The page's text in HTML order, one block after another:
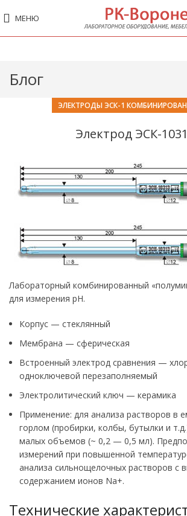
МЕНЮ
Блог
ЭЛЕКТРОДЫ ЭСК-1
Электрод ЭСК-
Лабораторный комбинированный
для измерения pH.
Корпус — стеклянный
Мембрана — сферическая
Встроенный электрод сравнения —
одноключевой перезаполняемый
Электролитический ключ — керамика
Применение: для анализа растворов в
горлом (пробирки, колбы, бутылки и
малых объемов (~ 0,2 — 0,5 мл).
измерений при повышенной
анализа сильнощелочных растворов с
содержанием ионов Na+.
Технические